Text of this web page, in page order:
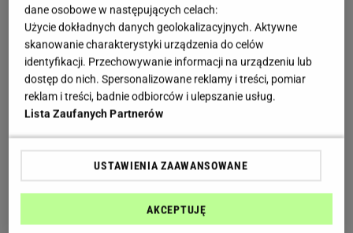
dane osobowe w następujących celach:
Użycie dokładnych danych geolokalizacyjnych. Aktywne
skanowanie charakterystyki urządzenia do celów
identyfikacji. Przechowywanie informacji na urządzeniu lub
dostęp do nich. Spersonalizowane reklamy i treści, pomiar
reklam i treści, badnie odbiorców i ulepszanie usług.
Lista Zaufanych Partnerów
USTAWIENIA ZAAWANSOWANE
AKCEPTUJĘ